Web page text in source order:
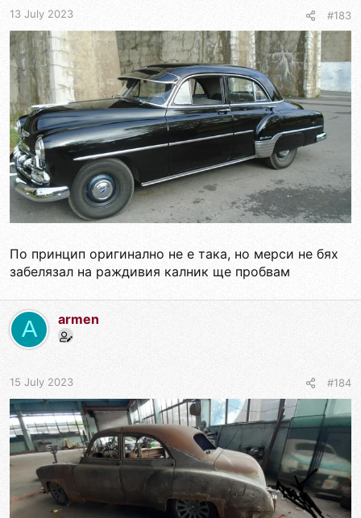
13 July 2023 #183
По принцип оригинално не е така, но мерси не бях
забелязал на раждивия калник ще пробвам
A armen
15 July 2023 #184